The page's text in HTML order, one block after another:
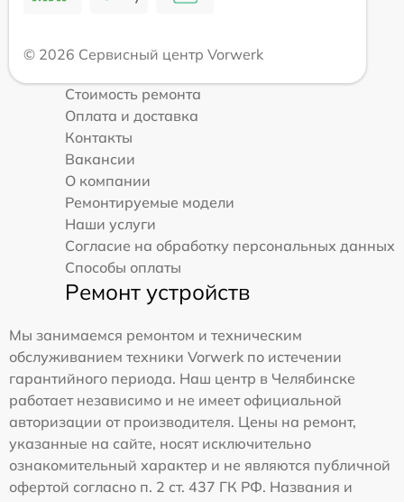
© 2026 Сервисный центр Vorwerk
Стоимость ремонта
Оплата и доставка
Контакты
Вакансии
О компании
Ремонтируемые модели
Наши услуги
Согласие на обработку персональных данных
Способы оплаты
Ремонт устройств
Мы занимаемся ремонтом и техническим
обслуживанием техники Vorwerk по истечении
гарантийного периода. Наш центр в Челябинске
работает независимо и не имеет официальной
авторизации от производителя. Цены на ремонт,
указанные на сайте, носят исключительно
ознакомительный характер и не являются публичной
офертой согласно п. 2 ст. 437 ГК РФ. Названия и